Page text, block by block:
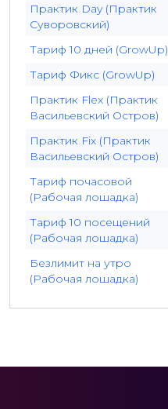
Практик Day (Практик
Суворовский)
Тариф 10 дней (GrowUp)
Тариф Фикс (GrowUp)
Практик Flex (Практик
Васильевский Остров)
Практик Fix (Практик
Васильевский Остров)
Тариф почасовой
(Рабочая лошадка)
Тариф 10 посещений
(Рабочая лошадка)
Безлимит на утро
(Рабочая лошадка)